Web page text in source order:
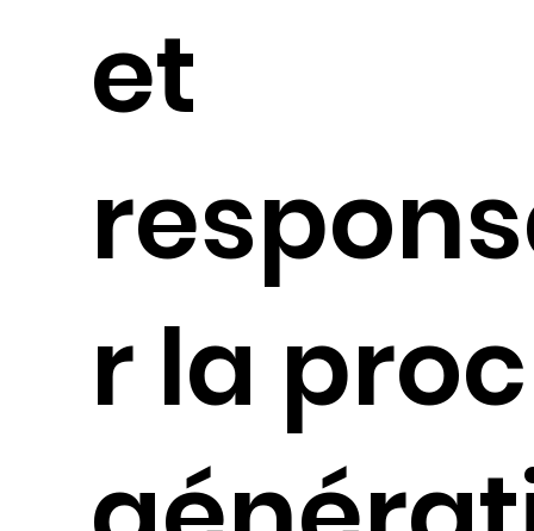
et
r la